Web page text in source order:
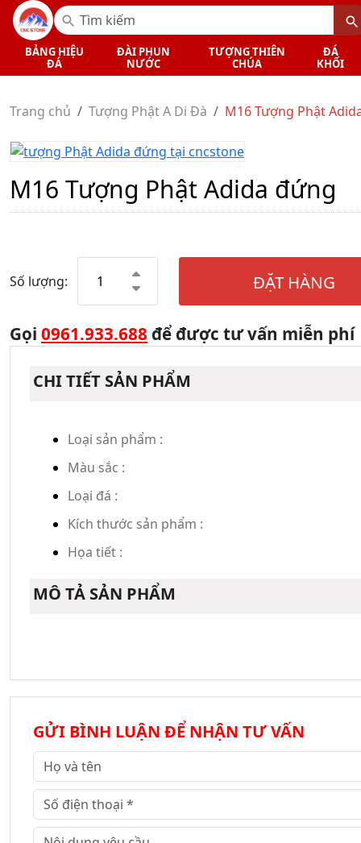
BẢNG HIỆU
ĐÁ
ĐÀI PHUN
NƯỚC
TƯỢNG THIÊN
CHÚA
ĐÁ
KHỐI
Trang chủ Tượng Phật A Di Đà M16 Tượng Phật
M16 Tượng Phật Adida đứng
Số lượng: ĐẶT HÀNG
Gọi 0961.933.688 để được tư vấn miễn phí
CHI TIẾT SẢN PHẨM
Loại sản phẩm :
Màu sắc :
Loại đá :
Kích thước sản phẩm :
Họa tiết :
MÔ TẢ SẢN PHẨM
GỬI BÌNH LUẬN ĐỂ NHẬN TƯ VẤN